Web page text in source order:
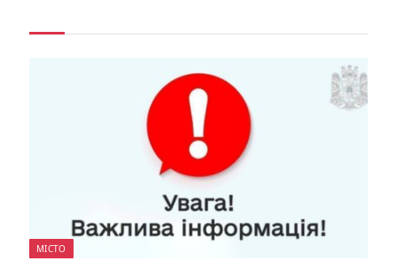
МІСТО